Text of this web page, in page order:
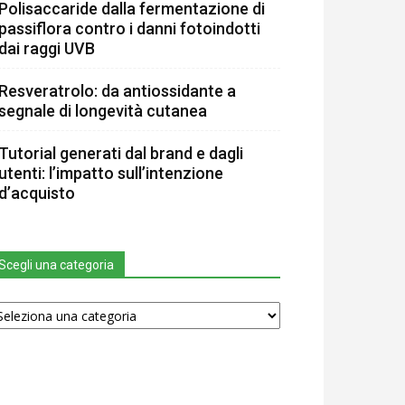
Polisaccaride dalla fermentazione di
passiflora contro i danni fotoindotti
dai raggi UVB
Resveratrolo: da antiossidante a
di longevità cutanea
Tutorial generati dal brand e dagli
utenti: l’impatto sull’intenzione
d’acquisto
una categoria